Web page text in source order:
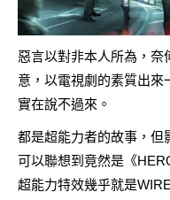
惡言以對非本人所為，奈
意，以電視劇的素質出來
實在說不過來。
都是超能力者的故事，但
可以聯想到竟然是《
超能力特效幾乎就是